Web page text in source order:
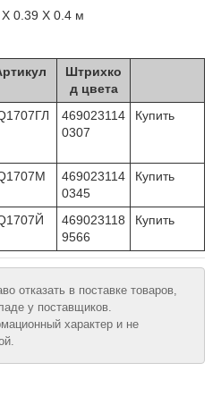
0.39 X 0.4 м
Штрихко
д цвета
469023114
0307
Купить
469023114
0345
Купить
469023118
9566
Купить
отказать в поставке товаров,
у поставщиков.
характер и не